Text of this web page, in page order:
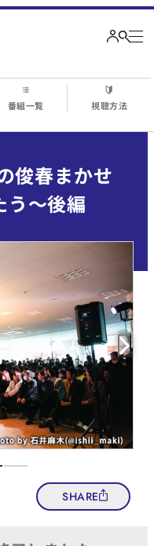
番組一覧 視聴方法
俊春まかせ
う～後編
SHARE